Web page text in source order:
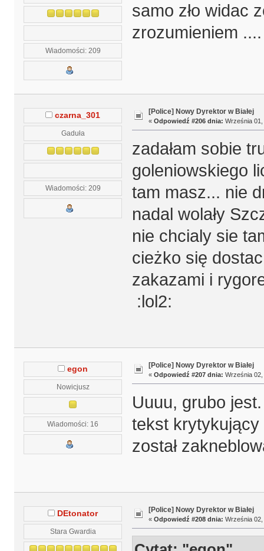
Wiadomości: 209
samo zło widac
zrozumieniem ....
czarna_301
Gaduła
Wiadomości: 209
[Police] Nowy Dyrektor w Białej
« Odpowiedź #206 dnia: Września
zadałam sobie
goleniowskiego
tam masz... nie
nadal wolały
nie chcialy sie
cieżko się
zakazami i
:lol2:
egon
Nowicjusz
Wiadomości: 16
[Police] Nowy Dyrektor w Białej
« Odpowiedź #207 dnia: Września
Uuuu, grubo
tekst krytykujący
został
DEtonator
Stara Gwardia
[Police] Nowy Dyrektor w Białej
« Odpowiedź #208 dnia: Września